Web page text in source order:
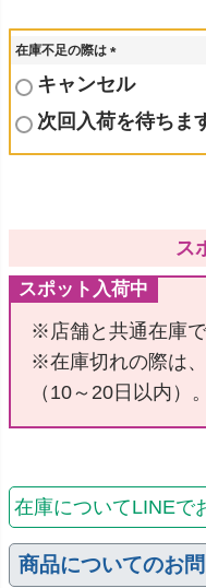
在庫不足の際は
必
須
)
キャンセル
次回入荷を待ちま
ス
スポット入荷中
※店舗と共通在庫で
※在庫切れの際は
（10～20日以内）。
在庫についてLINEで
商品についてのお